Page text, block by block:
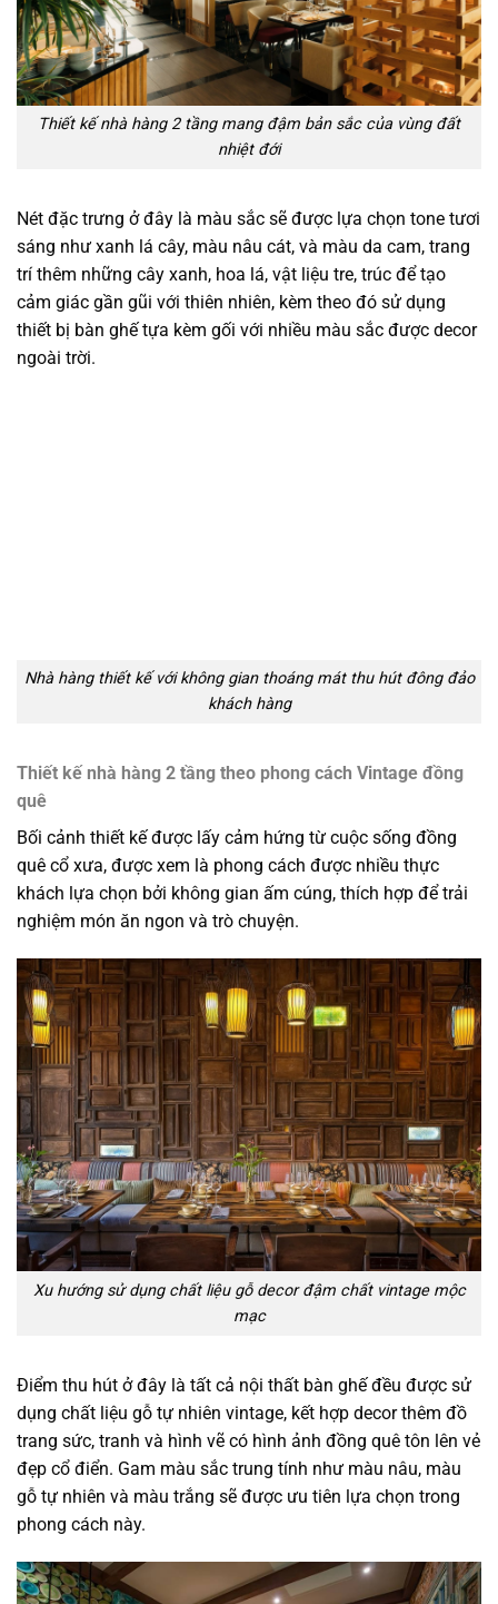
Thiết kế nhà hàng 2 tầng mang đậm bản sắc của vùng đất
nhiệt đới
Nét đặc trưng ở đây là màu sắc sẽ được lựa chọn tone tươi
sáng như xanh lá cây, màu nâu cát, và màu da cam, trang
trí thêm những cây xanh, hoa lá, vật liệu tre, trúc để tạo
cảm giác gần gũi với thiên nhiên, kèm theo đó sử dụng
thiết bị bàn ghế tựa kèm gối với nhiều màu sắc được decor
ngoài trời.
Nhà hàng thiết kế với không gian thoáng mát thu hút đông đảo
khách hàng
Thiết kế nhà hàng 2 tầng theo phong cách Vintage đồng
quê
Bối cảnh thiết kế được lấy cảm hứng từ cuộc sống đồng
quê cổ xưa, được xem là phong cách được nhiều thực
khách lựa chọn bởi không gian ấm cúng, thích hợp để trải
nghiệm món ăn ngon và trò chuyện.
Xu hướng sử dụng chất liệu gỗ decor đậm chất vintage mộc
mạc
Điểm thu hút ở đây là tất cả nội thất bàn ghế đều được sử
dụng chất liệu gỗ tự nhiên vintage, kết hợp decor thêm đồ
trang sức, tranh và hình vẽ có hình ảnh đồng quê tôn lên vẻ
đẹp cổ điển. Gam màu sắc trung tính như màu nâu, màu
gỗ tự nhiên và màu trắng sẽ được ưu tiên lựa chọn trong
phong cách này.